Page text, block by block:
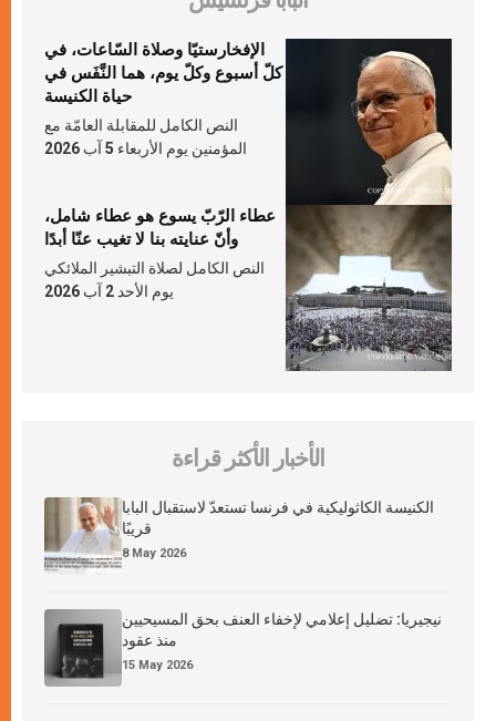
الإفخارستيّا وصلاة السّاعات، في
كلّ أسبوع وكلّ يوم، هما النَّفَس في
حياة الكنيسة
النص الكامل للمقابلة العامّة مع
المؤمنين يوم الأربعاء 5 آب 2026
عطاء الرّبّ يسوع هو عطاء شامل،
وأنّ عنايته بنا لا تغيب عنّا أبدًا
النص الكامل لصلاة التبشير الملائكي
يوم الأحد 2 آب 2026
الأخبار الأكثر قراءة
الكنيسة الكاثوليكية في فرنسا تستعدّ لاستقبال البابا
قريبًا
8 May 2026
نيجيريا: تضليل إعلامي لإخفاء العنف بحق المسيحيين
منذ عقود
15 May 2026